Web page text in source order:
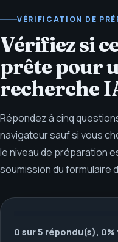
VÉRIFICATION DE
Vérifiez si
prête pour
recherche
Répondez à cinq
navigateur sauf si vous
le niveau de préparation
soumission du formulaire
0 sur 5 répondu(s),